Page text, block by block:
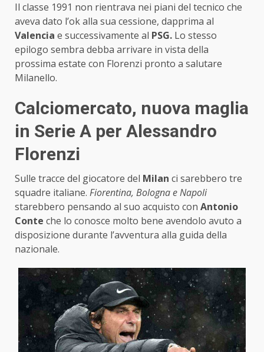
Il classe 1991 non rientrava nei piani del tecnico che
aveva dato l’ok alla sua cessione, dapprima al
Valencia e successivamente al PSG. Lo stesso
epilogo sembra debba arrivare in vista della
prossima estate con Florenzi pronto a salutare
Milanello.
Calciomercato, nuova maglia
in Serie A per Alessandro
Florenzi
Sulle tracce del giocatore del Milan ci sarebbero tre
squadre italiane. Fiorentina, Bologna e Napoli
starebbero pensando al suo acquisto con Antonio
Conte che lo conosce molto bene avendolo avuto a
disposizione durante l’avventura alla guida della
nazionale.